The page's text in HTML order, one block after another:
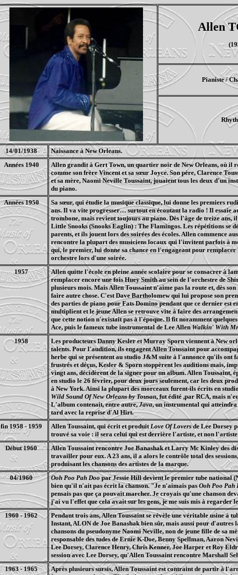
Allen
Pianiste /
14/01/1938 Naissance à NewOrleans.
Années 1940
Allen grandit à Gert Town, un quartier noir de NewOrleans, où il
comme son frère Vincent et sa sœur Joyce. Son père, Clarence
et sa mère, Naomi Neville Toussaint, jouaient tous les deux d'un
du piano.
Années 1950
Sa sœur, qui étudie la musique classique, lui donne les premiers
ans. Il va vite progresser… surtout en écoutant la radio ! Il essaie
trombone, mais revient toujours au piano. Dès l'âge de treize ans,
Little Snooks(Snooks Eaglin) : The Flamingos. Les répétitions se
parents, et ils jouent lors des soirées des écoles. Allen commence
rencontre la plupart des musiciens locaux qui l'invitent parfois à
qui, le premier, lui donne sa chance en l'engageant pour remplacer
orchestre lors d'une soirée.
1957
Allen quitte l'école en pleine année scolaire pour se consacrer à
remplacer encore une foisHueySmith au sein de l'orchestre de
plusieurs mois. Mais Allen Toussaint n'aime pas la route et, dès
faire autre chose. C'est Dave Bartholomew qui lui propose son
des parties de piano pour Fats Domino pendant que ce dernier est
multiplient et le jeune Allen se retrouve vite à faire des
que cette notion n'existait pas à l'époque. Il fitnoramment
Ace, puis le fameux tube instrumental de Lee AllenWalkin' With
1958
Les producteurs DannyKesleret MurraySpornviennent à New
talents. Pour l'audition, ils engagent Allen Toussaint pour
herbe qui se présentent au studio J&M suite à l'annonce qu'ils ont
frustrés et déçus, Kesler& Spornstoppèrent les auditions mais,
vingt ans, décidèrent de la signer pour un album. Allen Toussaint,
en studio le 26 février, pour deux jours seulement, car les deux
à New York. Ainsi la plupart des morceaux furent-ils écrits en
Wild Sound Of New OrleansbyTousan, futédité ,parRCA, mais
L'album contenait, entre autre,Java, un instrumental qui atteindra
tard avec la reprise d'Al Hirt.
fin 1958 - 1959
Allen Toussaint, qui écrit et produitLove OfLoversde Lee Dorsey
trouvé sa voie : il sera celui qui est derrière l'artiste, et non
Début 1960
Allen Toussaint rencontre JoeBanashaket Larry Mc Kinleydes
travailler pour eux. A 23 ans, il a alors le contrôle total des
produisant les chansons des artistes de la marque.
04/1960
Ooh Poo Pah Doo par Jessie Hill devient le premier tube national
bien qu'il n'ait pas écrit la chanson. "Je n'aimais pas Ooh Poo Pah
pensais pas que ça pouvait marcher. Je croyais qu'une chanson
j'ai vu l'effet que cela avait sur les gens, je me suis mis à regarder
1960 - 1962
Pendant trois ans, Allen Toussaint se révèle une véritable usine à
Instant, ALON de Joe Banashakbien sûr, mais aussi pour d'autres
chansons du pseudonyme Naomi Neville, non de jeune fille de sa
responsable destudesde ErnieK-Doe, BennySpellman, Aaron
LeeDorsey, Clarence Henry, Chris Kenner, Joe Harper et Roy
session avec Lee Dorsey, qu'Allen Toussaint rencontre Marshall
1963 - 1965
Après plusieurs sursis, Allen Toussaint est contraint de partir à